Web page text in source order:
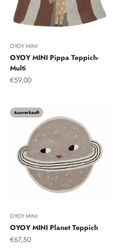
OYOY MINI
OYOY MINI Pippa Teppich-
Multi
Angebot
€59,00
Ausverkauft
OYOY MINI
OYOY MINI Planet Teppich
Angebot
€67,50